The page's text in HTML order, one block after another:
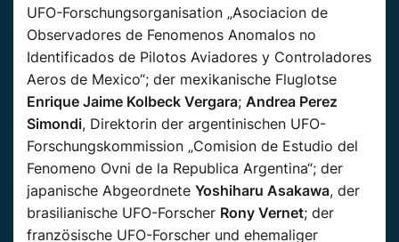
UFO-Forschungsorganisation „Asociacion de
Observadores de Fenomenos Anomalos no
Identificados de Pilotos Aviadores y Controladores
Aeros de Mexico“; der mexikanische Fluglotse
Enrique Jaime Kolbeck Vergara; Andrea Perez
Simondi, Direktorin der argentinischen UFO-
Forschungskommission „Comision de Estudio del
Fenomeno Ovni de la Republica Argentina“; der
japanische Abgeordnete Yoshiharu Asakawa, der
brasilianische UFO-Forscher Rony Vernet; der
französische UFO-Forscher und ehemaliger